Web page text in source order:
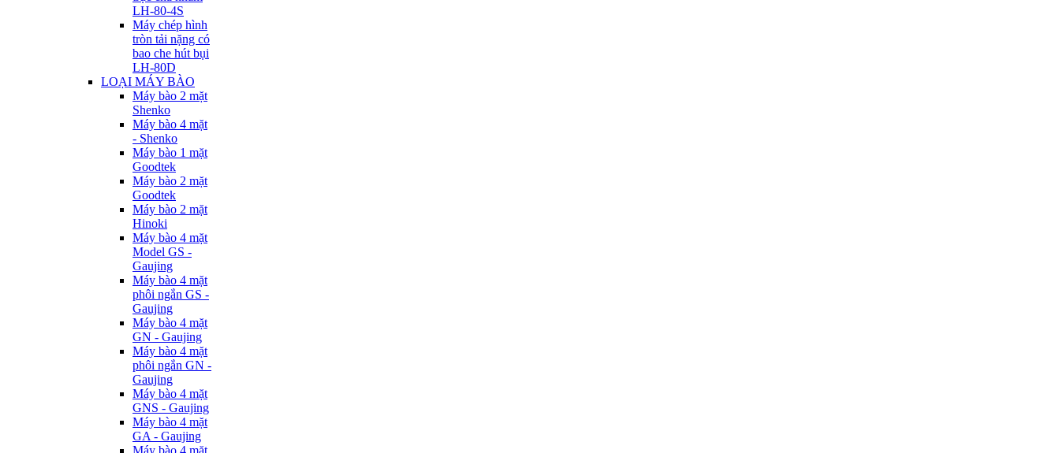
LH-80-4S
Máy chép hình
tròn tải nặng có
bao che hút bụi
LH-80D
LOẠI MÁY BÀO
Máy bào 2 mặt
Shenko
Máy bào 4 mặt
- Shenko
Máy bào 1 mặt
Goodtek
Máy bào 2 mặt
Goodtek
Máy bào 2 mặt
Hinoki
Máy bào 4 mặt
Model GS -
Gaujing
Máy bào 4 mặt
phôi ngắn GS -
Gaujing
Máy bào 4 mặt
GN - Gaujing
Máy bào 4 mặt
phôi ngắn GN -
Gaujing
Máy bào 4 mặt
GNS - Gaujing
Máy bào 4 mặt
GA - Gaujing
Máy bào 4 mặt